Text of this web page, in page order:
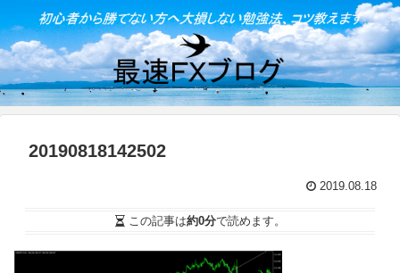
20190818142502
2019.08.18
この記事は約0分で読めます。